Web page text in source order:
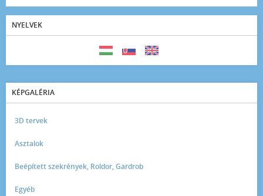
NYELVEK
KÉPGALÉRIA
3D tervek
Asztalok
Beépített szekrények, Roldor, Gardrob
Egyéb